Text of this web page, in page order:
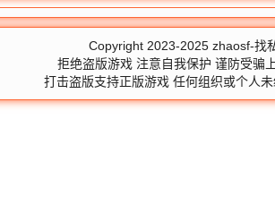
Copyright 2023-2025 zhaosf-找
拒绝盗版游戏 注意自我保护 谨防受骗
打击盗版支持正版游戏 任何组织或个人